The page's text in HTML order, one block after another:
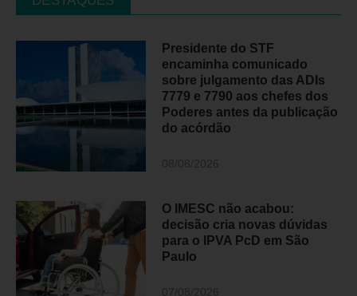
Presidente do STF
encaminha comunicado
sobre julgamento das ADIs
7779 e 7790 aos chefes dos
Poderes antes da publicação
do acórdão
O IMESC não acabou:
decisão cria novas dúvidas
para o IPVA PcD em São
Paulo